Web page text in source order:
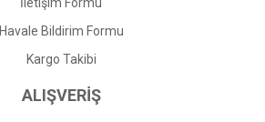
Havale Bildirim Formu
Kargo Takibi
ALIŞVERİŞ